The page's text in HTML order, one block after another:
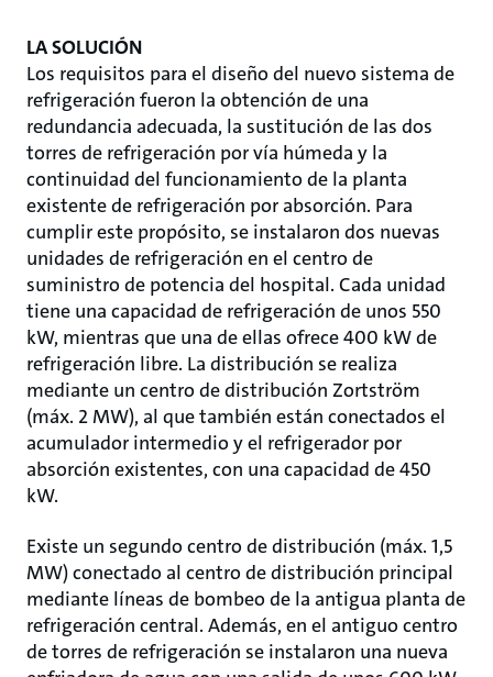
LA SOLUCIÓN
Los requisitos para el diseño del nuevo sistema de
refrigeración fueron la obtención de una
redundancia adecuada, la sustitución de las dos
torres de refrigeración por vía húmeda y la
continuidad del funcionamiento de la planta
existente de refrigeración por absorción. Para
cumplir este propósito, se instalaron dos nuevas
unidades de refrigeración en el centro de
suministro de potencia del hospital. Cada unidad
tiene una capacidad de refrigeración de unos 550
kW, mientras que una de ellas ofrece 400 kW de
refrigeración libre. La distribución se realiza
mediante un centro de distribución Zortström
(máx. 2 MW), al que también están conectados el
acumulador intermedio y el refrigerador por
absorción existentes, con una capacidad de 450
kW.
Existe un segundo centro de distribución (máx. 1,5
MW) conectado al centro de distribución principal
mediante líneas de bombeo de la antigua planta de
refrigeración central. Además, en el antiguo centro
de torres de refrigeración se instalaron una nueva